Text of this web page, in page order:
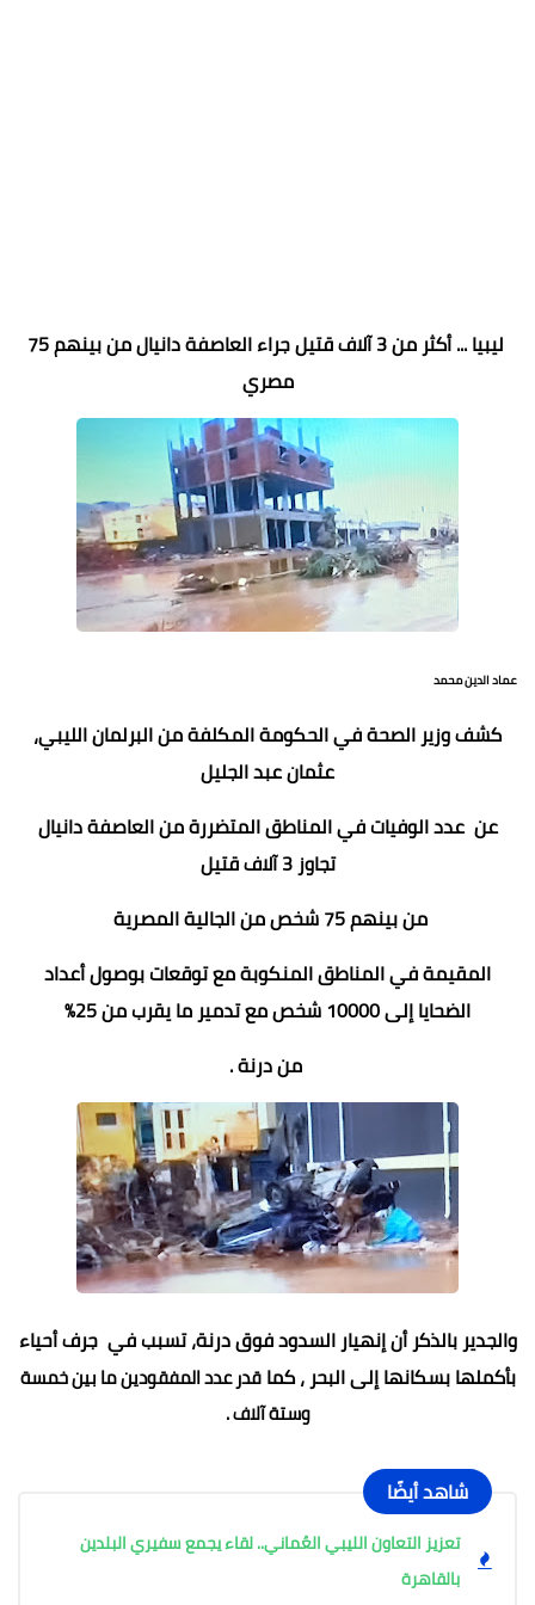
ليبيا ... أكثر من 3 آلاف قتيل جراء العاصفة دانيال من بينهم 75
مصري
عماد الدين محمد
كشف وزير الصحة في الحكومة المكلفة من البرلمان الليبي،
عثمان عبد الجليل
عن عدد الوفيات في المناطق المتضررة من العاصفة دانيال
تجاوز 3 آلاف قتيل
من بينهم 75 شخص من الجالية المصرية
المقيمة في المناطق المنكوبة مع توقعات بوصول أعداد
الضحايا إلى 10000 شخص مع تدمير ما يقرب من 25%
من درنة .
والجدير بالذكر أن إنهيار السدود فوق درنة، تسبب في جرف أحياء
بأكملها بسكانها إلى البحر ، كماقدر عدد المفقودينما بين خمسة
وستة آلاف .
شاهد أيضًا
تعزيز التعاون الليبي العُماني.. لقاء يجمع سفيري البلدين
بالقاهرة